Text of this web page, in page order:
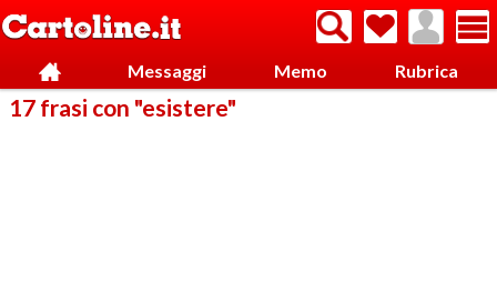
Messaggi Memo Rubrica
17 frasi con "esistere"